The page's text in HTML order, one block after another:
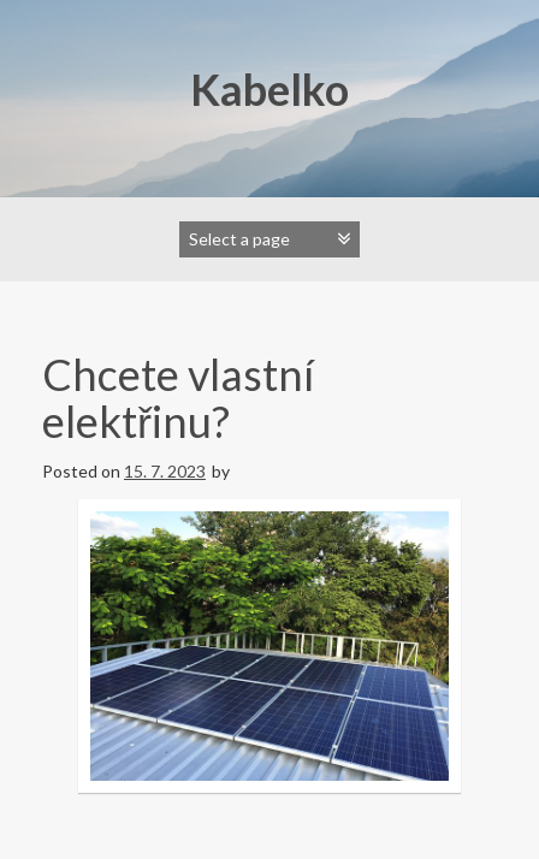
Kabelko
Chcete vlastní
elektřinu?
Posted on 15. 7. 2023 by